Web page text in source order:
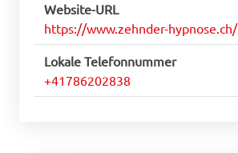
Website-URL
https://www.zehnder-hypnose.ch/
Lokale Telefonnummer
+41786202838